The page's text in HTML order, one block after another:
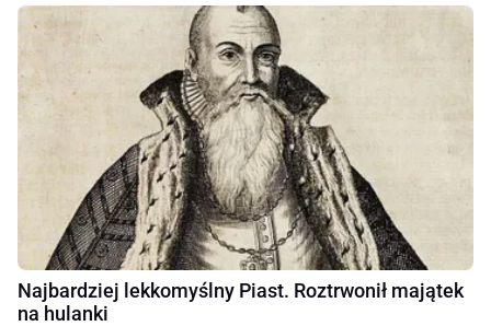
Najbardziej lekkomyślny Piast. Roztrwonił majątek
na hulanki